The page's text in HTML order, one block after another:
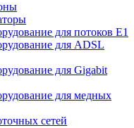
для потоков Е1
для ADSL
для Gigabit
для медных
сетей